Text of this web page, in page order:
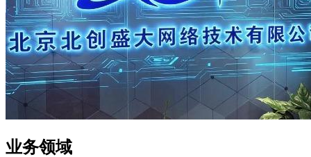
业务领域